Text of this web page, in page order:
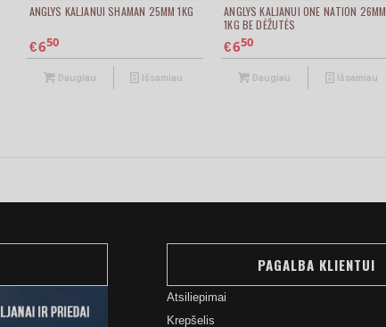
ANGLYS KALJANUI SHAMAN 25MM 1KG
€650
Daugiau Išsamiau
ANGLYS KALJANUI ONE NATION 26MM
1KG BE DĖŽUTĖS
€650
Daugiau Išsamiau
PAGALBA KLIENTUI
Atsiliepimai
Krepšelis